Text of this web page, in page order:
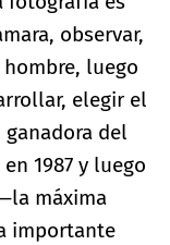
observar,
luego
elegir el
del
1987 y luego
máxima
importante